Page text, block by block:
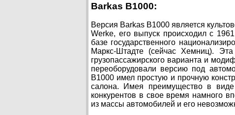
Barkas B1000:
Версия Barkas B1000 является
Werke, его выпуск происходил с
базе государственного
Маркс-Штадте (сейчас Хемниц).
грузопассажирского варианта и
переоборудовали версию под
B1000 имел простую и прочную
салона. Имея преимущество в
конкурентов в свое время намного
из массы автомобилей и его